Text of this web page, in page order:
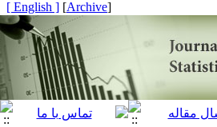
[
Archive
]
[ English ]